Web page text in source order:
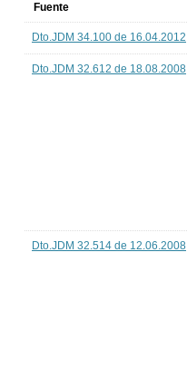
Fuente
Dto.JDM 34.100 de 16.04.2012
Dto.JDM 32.612 de 18.08.2008
Dto.JDM 32.514 de 12.06.2008